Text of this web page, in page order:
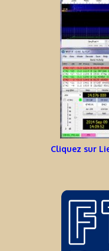
Cliquez sur